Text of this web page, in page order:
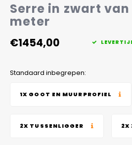
Serre in zwart van
meter
€1454,00
Standaard inbegrepen:
1X GOOT EN MUURPROFIEL
2X TUSSENLIGGER 2X